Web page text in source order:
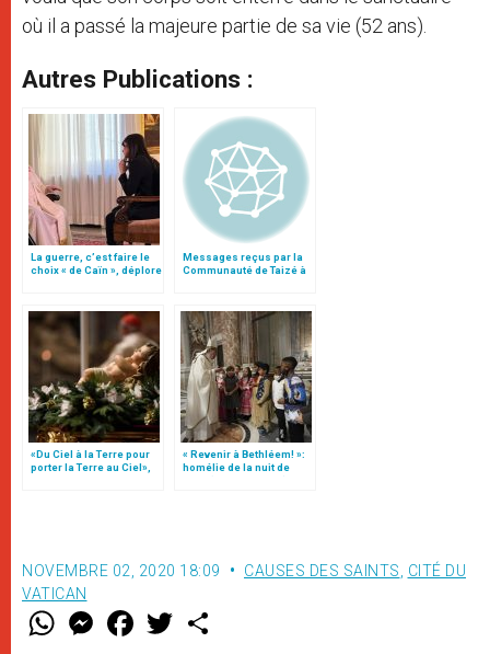
où il a passé la majeure partie de sa vie (52 ans).
Autres Publications :
La guerre, c’est faire le
choix « de Caïn », déplore
Messages reçus par la
Communauté de Taizé à
«Du Ciel à la Terre pour
porter la Terre au Ciel»,
« Revenir à Bethléem! »:
homélie de la nuit de
Noël (texte complet)
NOVEMBRE 02, 2020 18:09 CAUSES DES SAINTS, CITÉ DU
VATICAN
W M
e
F
a w